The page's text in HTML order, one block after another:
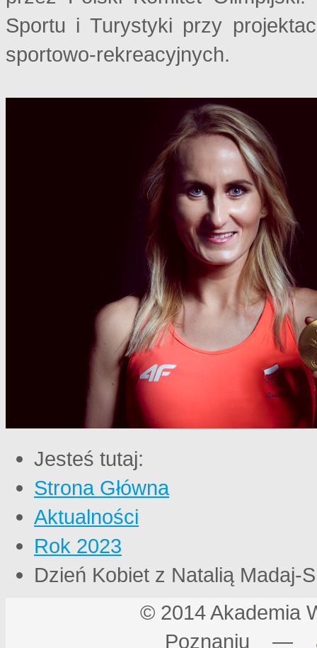
Sportu i Turystyki przy
sportowo-rekreacyjnych.
Jesteś tutaj:
Strona Główna
Aktualności
Rok 2023
Dzień Kobiet z Natalią Madaj-
© 2014 Akademia
Poznaniu —